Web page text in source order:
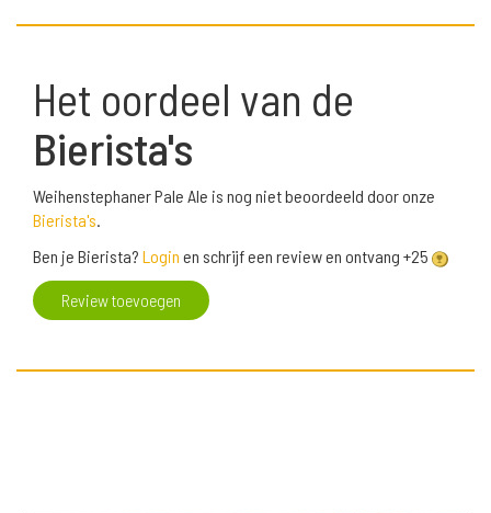
Het oordeel van de
Bierista's
Weihenstephaner Pale Ale is nog niet beoordeeld door onze
Bierista's.
Ben je Bierista? Login en schrijf een review en ontvang +25
Review toevoegen